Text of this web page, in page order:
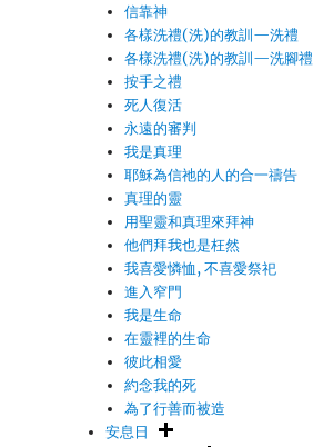
信靠神
各樣洗禮(洗)的教訓—洗禮
各樣洗禮(洗)的教訓—洗腳禮
按手之禮
死人復活
永遠的審判
我是真理
耶穌為信祂的人的合一禱告
真理的靈
用聖靈和真理來拜神
他們拜我也是枉然
我喜愛憐恤, 不喜愛祭祀
進入窄門
我是生命
在靈裡的生命
彼此相愛
約念我的死
為了行善而被造
安息日